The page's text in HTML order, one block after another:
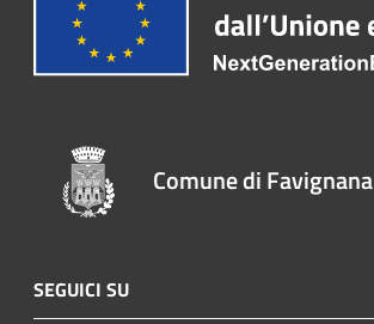
Comune di Favignana
SEGUICI SU